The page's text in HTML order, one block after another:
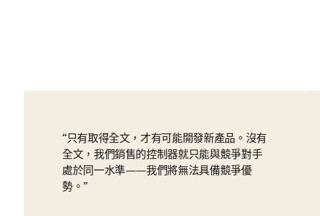
只有取得全文，才有可能開發新產品。沒有
全文，我們銷售的控制器就只能與競爭對手
處於同一水準——我們將無法具備競爭優
勢。